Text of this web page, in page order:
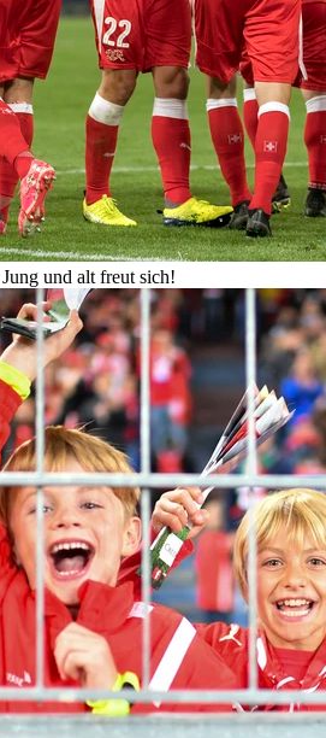
und alt freut sich!